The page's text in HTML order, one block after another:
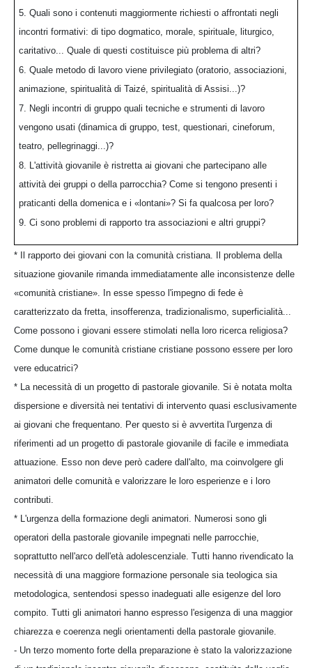
5. Quali sono i contenuti maggiormente richiesti o affrontati negli
incontri formativi: di tipo dogmatico, morale, spirituale, liturgico,
caritativo... Quale di questi costituisce più problema di altri?
6. Quale metodo di lavoro viene privilegiato (oratorio, associazioni,
animazione, spiritualità di Taizé, spiritualità di Assisi...)?
7. Negli incontri di gruppo quali tecniche e strumenti di lavoro
vengono usati (dinamica di gruppo, test, questionari, cineforum,
teatro, pellegrinaggi...)?
8. L'attività giovanile è ristretta ai giovani che partecipano alle
attività dei gruppi o della parrocchia? Come si tengono presenti i
praticanti della domenica e i «lontani»? Si fa qualcosa per loro?
9. Ci sono problemi di rapporto tra associazioni e altri gruppi?
* Il rapporto dei giovani con la comunità cristiana. Il problema della
situazione giovanile rimanda immediatamente alle inconsistenze delle
«comunità cristiane». In esse spesso l'impegno di fede è
caratterizzato da fretta, insofferenza, tradizionalismo, superficialità...
Come possono i giovani essere stimolati nella loro ricerca religiosa?
Come dunque le comunità cristiane cristiane possono essere per loro
vere educatrici?
* La necessità di un progetto di pastorale giovanile. Si è notata molta
dispersione e diversità nei tentativi di intervento quasi esclusivamente
ai giovani che frequentano. Per questo si è avvertita l'urgenza di
riferimenti ad un progetto di pastorale giovanile di facile e immediata
attuazione. Esso non deve però cadere dall'alto, ma coinvolgere gli
animatori delle comunità e valorizzare le loro esperienze e i loro
contributi.
* L'urgenza della formazione degli animatori. Numerosi sono gli
operatori della pastorale giovanile impegnati nelle parrocchie,
soprattutto nell'arco dell'età adolescenziale. Tutti hanno rivendicato la
necessità di una maggiore formazione personale sia teologica sia
metodologica, sentendosi spesso inadeguati alle esigenze del loro
compito. Tutti gli animatori hanno espresso l'esigenza di una maggior
chiarezza e coerenza negli orientamenti della pastorale giovanile.
- Un terzo momento forte della preparazione è stato la valorizzazione